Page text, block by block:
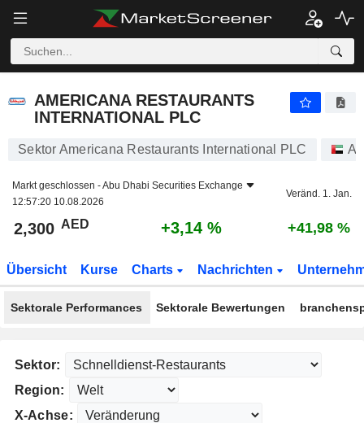
AMERICANA RESTAURANTS
INTERNATIONAL PLC
Sektor Americana Restaurants International PLC
Markt geschlossen -Abu Dhabi Securities Exchange
12:57:20 10.08.2026
Veränd. 1. Jan.
2,300 AED +3,14 % +41,98 %
Übersicht Kurse Charts Nachrichten
Sektorale Performances Sektorale Bewertungen
Sektor:
Region:
X-Achse: